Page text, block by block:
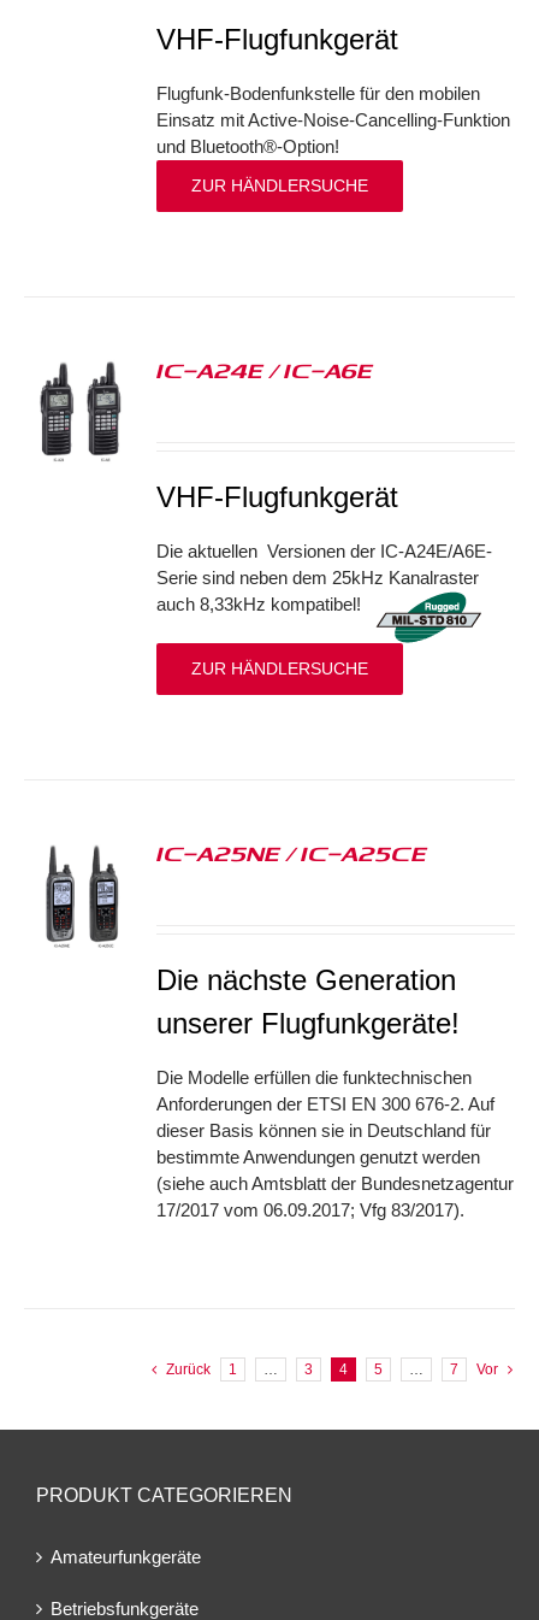
VHF-Flugfunkgerät
Flugfunk-Bodenfunkstelle für den mobilen
Einsatz mit Active-Noise-Cancelling-Funktion
und Bluetooth®-Option!
ZUR HÄNDLERSUCHE
IC-A24E / IC-A6E
VHF-Flugfunkgerät
Die aktuellen Versionen der IC-A24E/A6E-
Serie sind neben dem 25kHz Kanalraster
auch 8,33kHz kompatibel!
ZUR HÄNDLERSUCHE
IC-A25NE / IC-A25CE
Die nächste Generation
unserer Flugfunkgeräte!
Die Modelle erfüllen die funktechnischen
Anforderungen der ETSI EN 300 676-2. Auf
dieser Basis können sie in Deutschland für
bestimmte Anwendungen genutzt werden
(siehe auch Amtsblatt der Bundesnetzagentur
17/2017 vom 06.09.2017; Vfg 83/2017).
Zurück 1 … 3 4 5 … 7 Vor
PRODUKT CATEGORIEREN
Amateurfunkgeräte
Betriebsfunkgeräte